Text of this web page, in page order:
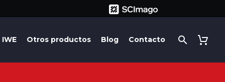
IWE Otros productos Blog Contacto